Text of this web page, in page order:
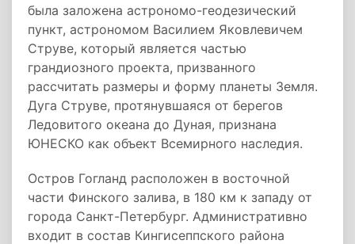
была заложена астрономо-геодезический
пункт, астрономом Василием Яковлевичем
Струве, который является частью
грандиозного проекта, призванного
рассчитать размеры и форму планеты Земля.
Дуга Струве, протянувшаяся от берегов
Ледовитого океана до Дуная, признана
ЮНЕСКО как объект Всемирного наследия.
Остров Гогланд расположен в восточной
части Финского залива, в 180 км к западу от
города Санкт-Петербург. Административно
входит в состав Кингисеппского района